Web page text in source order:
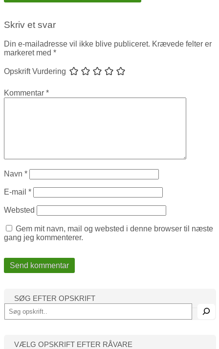
Skriv et svar
Din e-mailadresse vil ikke blive publiceret. Krævede felter er
markeret med *
Opskrift Vurdering
Kommentar *
Navn *
E-mail *
Websted
Gem mit navn, mail og websted i denne browser til næste
gang jeg kommenterer.
SØG EFTER OPSKRIFT
VÆLG OPSKRIFT EFTER RÅVARE